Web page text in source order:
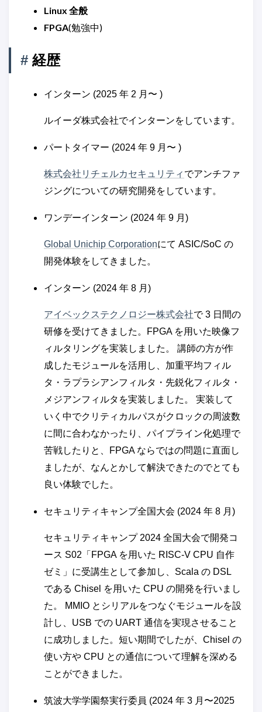
Linux 全般
FPGA(勉強中)
# 経歴
インターン (2025 年 2 月〜 )
ルイーダ株式会社でインターンをしています。
パートタイマー (2024 年 9 月〜 )
株式会社リチェルカセキュリティ でアンチファ
ジングについての研究開発をしています。
ワンデーインターン (2024 年 9 月)
Global Unichip Corporationにて ASIC/SoC の
開発体験をしてきました。
インターン (2024 年 8 月)
アイベックステクノロジー株式会社で 3 日間の
研修を受けてきました。FPGA を用いた映像フ
ィルタリングを実装しました。 講師の方が作
成したモジュールを活用し、加重平均フィル
タ・ラプラシアンフィルタ・先鋭化フィルタ・
メジアンフィルタを実装しました。 実装して
いく中でクリティカルパスがクロックの周波数
に間に合わなかったり、パイプライン化処理で
苦戦したりと、FPGA ならではの問題に直面し
ましたが、なんとかして解決できたのでとても
良い体験でした。
セキュリティキャンプ全国大会 (2024 年 8 月)
セキュリティキャンプ 2024 全国大会で開発コ
ース S02「FPGA を用いた RISC-V CPU 自作
ゼミ」に受講生として参加し、Scala の DSL
である Chisel を用いた CPU の開発を行いまし
た。 MMIO とシリアルをつなぐモジュールを設
計し、USB での UART 通信を実現させること
に成功しました。短い期間でしたが、Chisel の
使い方や CPU との通信について理解を深める
ことができました。
筑波大学学園祭実行委員 (2024 年 3 月〜2025